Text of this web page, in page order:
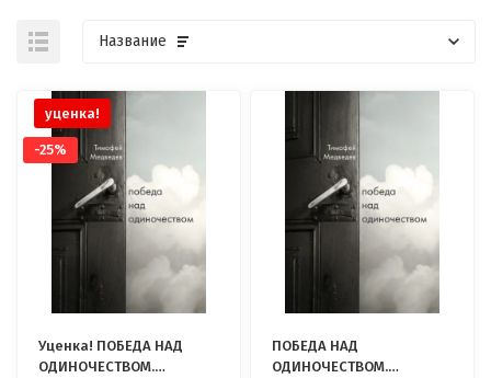
Название
уценка!
-25%
Уценка! ПОБЕДА НАД
ОДИНОЧЕСТВОМ.
ПОБЕДА НАД
ОДИНОЧЕСТВОМ.